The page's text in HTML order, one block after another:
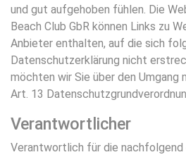
und gut aufgehoben fühlen. Die
Beach Club GbR können Links zu
Anbieter enthalten, auf die sich
Datenschutzerklärung nicht
möchten wir Sie über den Umgang
Art. 13
Verantwortlicher
Verantwortlich für die